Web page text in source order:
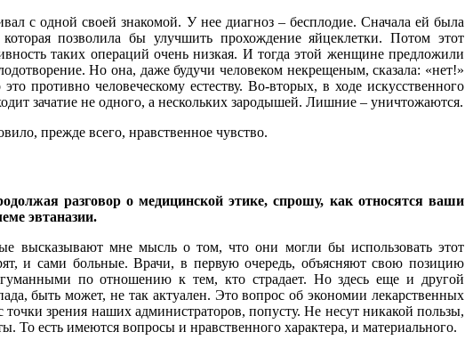
с одной своей знакомой. У нее диагноз – бесплодие. Сначала ей была
позволила бы улучшить прохождение яйцеклетки. Потом этот
таких операций очень низкая. И тогда этой женщине предложили
Но она, даже будучи человеком некрещеным, сказала: «нет!»
противно человеческому естеству. Во-вторых, в ходе искусственного
зачатие не одного, а нескольких зародышей. Лишние – уничтожаются.
прежде всего, нравственное чувство.
разговор о медицинской этике, спрошу, как относятся ваши
эвтаназии.
высказывают мне мысль о том, что они могли бы использовать этот
и сами больные. Врачи, в первую очередь, объясняют свою позицию
по отношению к тем, кто страдает. Но здесь еще и другой
быть может, не так актуален. Это вопрос об экономии лекарственных
точки зрения наших администраторов, попусту. Не несут никакой пользы,
То есть имеются вопросы и нравственного характера, и материального.